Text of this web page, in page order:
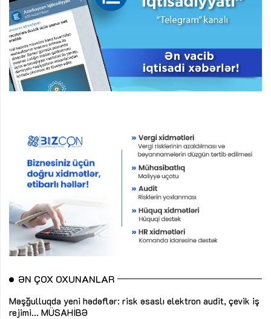
ƏN ÇOX OXUNANLAR
Məşğulluqda yeni hədəflər: risk əsaslı elektron audit, çevik iş
rejimi... MÜSAHİBƏ